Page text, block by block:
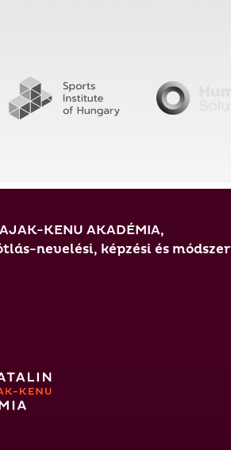
KENU AKADÉMIA,
nevelési, képzési és